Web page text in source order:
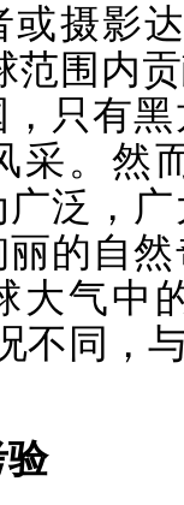
或摄影
范围内
只有
采。然
泛，
的自
大气中
不同，
验